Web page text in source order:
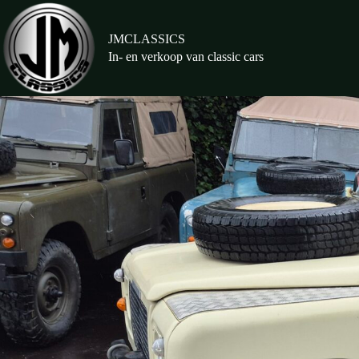
naar
de
inhoud
JMCLASSICS
In- en verkoop van classic cars